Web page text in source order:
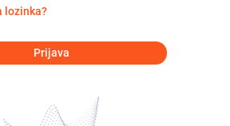
lozinka?
Prijava